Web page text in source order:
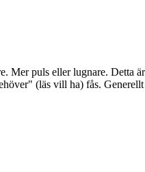
Mer puls eller lugnare. Detta
(läs vill ha) fås.